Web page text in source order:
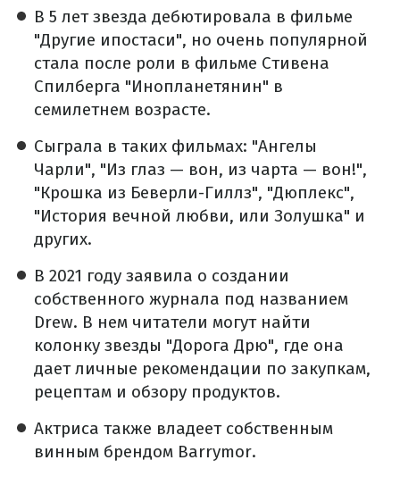
В 5 лет звезда дебютировала в фильме
"Другие ипостаси", но очень популярной
стала после роли в фильме Стивена
Спилберга "Инопланетянин" в
семилетнем возрасте.
Сыграла в таких фильмах: "Ангелы
Чарли", "Из глаз — вон, из чарта — вон!",
"Крошка из Беверли-Гиллз", "Дюплекс",
"История вечной любви, или Золушка" и
других.
В 2021 году заявила о создании
собственного журнала под названием
Drew. В нем читатели могут найти
колонку звезды "Дорога Дрю", где она
дает личные рекомендации по закупкам,
рецептам и обзору продуктов.
Актриса также владеет собственным
винным брендом Barrymor.